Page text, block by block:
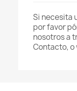
Si necesita
por favor
nosotros a
Contacto, o